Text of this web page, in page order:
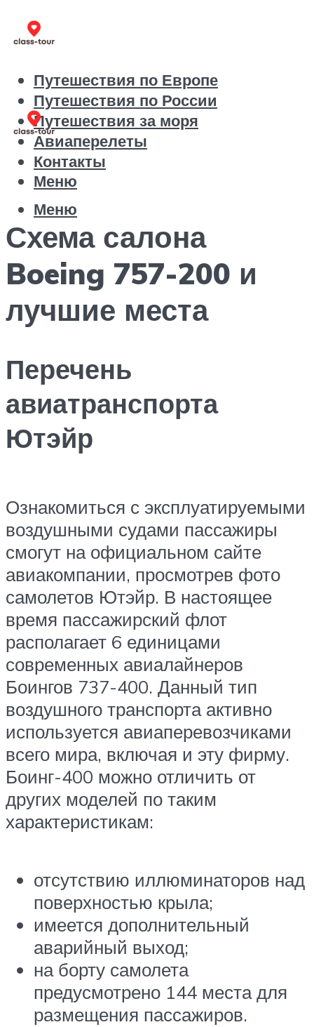
Путешествия по Европе
Путешествия по России
Путешествия за моря
Авиаперелеты
Контакты
Меню
Меню
Схема салона
Boeing 757-200 и
лучшие места
Перечень
авиатранспорта
Ютэйр
Ознакомиться с эксплуатируемыми
воздушными судами пассажиры
смогут на официальном сайте
авиакомпании, просмотрев фото
самолетов Ютэйр. В настоящее
время пассажирский флот
располагает 6 единицами
современных авиалайнеров
Боингов 737-400. Данный тип
воздушного транспорта активно
используется авиаперевозчиками
всего мира, включая и эту фирму.
Боинг-400 можно отличить от
других моделей по таким
характеристикам:
отсутствию иллюминаторов над
поверхностью крыла;
имеется дополнительный
аварийный выход;
на борту самолета
предусмотрено 144 места для
размещения пассажиров.